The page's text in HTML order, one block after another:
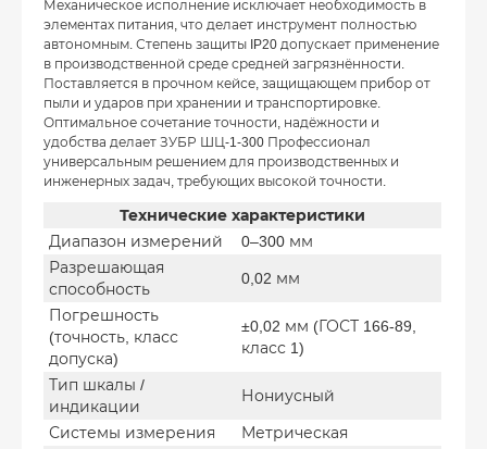
Механическое исполнение исключает необходимость в
элементах питания, что делает инструмент полностью
автономным. Степень защиты IP20 допускает применение
в производственной среде средней загрязнённости.
Поставляется в прочном кейсе, защищающем прибор от
пыли и ударов при хранении и транспортировке.
Оптимальное сочетание точности, надёжности и
удобства делает ЗУБР ШЦ-1-300 Профессионал
универсальным решением для производственных и
инженерных задач, требующих высокой точности.
Технические характеристики
Диапазон измерений
0–300 мм
Разрешающая
способность
0,02 мм
Погрешность
(точность, класс
допуска)
±0,02 мм (ГОСТ 166-89,
класс 1)
Тип шкалы /
индикации
Нониусный
Системы измерения Метрическая